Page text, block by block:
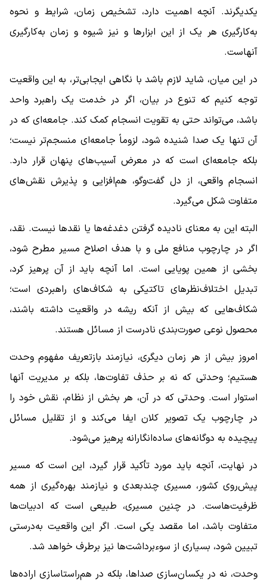
یکدیگرند. آنچه اهمیت دارد، تشخیص زمان، شرایط و نحوه
به‌کارگیری هر یک از این ابزارها و نیز شیوه و زمان به‌کارگیری
آنهاست.
در این میان، شاید لازم باشد با نگاهی ایجابی‌تر، به این واقعیت
توجه کنیم که تنوع در بیان، اگر در خدمت یک راهبرد واحد
باشد، می‌تواند حتی به تقویت انسجام کمک کند. جامعه‌ای که در
آن تنها یک صدا شنیده شود، لزوماً جامعه‌ای منسجم‌تر نیست؛
بلکه جامعه‌ای است که در معرض آسیب‌های پنهان قرار دارد.
انسجام واقعی، از دل گفت‌وگو، هم‌افزایی و پذیرش نقش‌های
متفاوت شکل می‌گیرد.
البته این به معنای نادیده گرفتن دغدغه‌ها یا نقدها نیست. نقد،
اگر در چارچوب منافع ملی و با هدف اصلاح مسیر مطرح شود،
بخشی از همین پویایی است. اما آنچه باید از آن پرهیز کرد،
تبدیل اختلاف‌نظرهای تاکتیکی به شکاف‌های راهبردی است؛
شکاف‌هایی که بیش از آنکه ریشه در واقعیت داشته باشند،
محصول نوعی صورت‌بندی نادرست از مسائل هستند.
امروز بیش از هر زمان دیگری، نیازمند بازتعریف مفهوم وحدت
هستیم؛ وحدتی که نه بر حذف تفاوت‌ها، بلکه بر مدیریت آنها
استوار است. وحدتی که در آن، هر بخش از نظام، نقش خود را
در چارچوب یک تصویر کلان ایفا می‌کند و از تقلیل مسائل
پیچیده به دوگانه‌های ساده‌انگارانه پرهیز می‌شود.
در نهایت، آنچه باید مورد تأکید قرار گیرد، این است که مسیر
پیش‌روی کشور، مسیری چندبعدی و نیازمند بهره‌گیری از همه
ظرفیت‌هاست. در چنین مسیری، طبیعی است که ادبیات‌ها
متفاوت باشد، اما مقصد یکی است. اگر این واقعیت به‌درستی
تبیین شود، بسیاری از سوءبرداشت‌ها نیز برطرف خواهد شد.
وحدت، نه در یکسان‌سازی صداها، بلکه در هم‌راستاسازی اراده‌ها